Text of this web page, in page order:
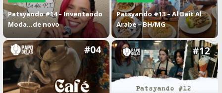
Patsyando #14 – Inventando
Moda…de novo
Patsyando #13 – Al Bait Al
Arabe – BH/MG